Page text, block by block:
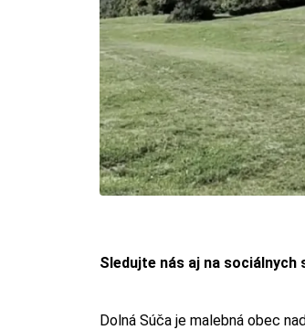
Sledujte nás aj na sociálnych
Dolná Súča je malebná obec